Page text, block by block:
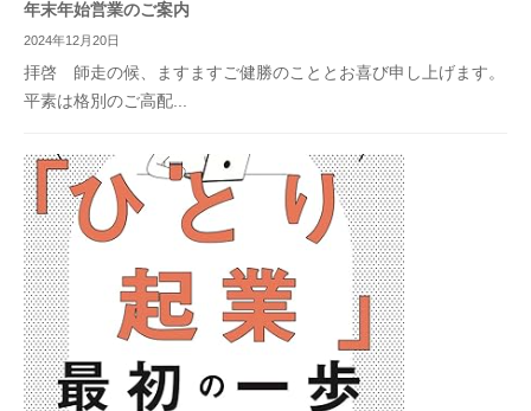
年末年始営業のご案内
2024年12月20日
拝啓 師走の候、ますますご健勝のこととお喜び申し上げます。
平素は格別のご高配...